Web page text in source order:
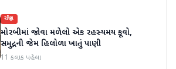
રાષ્ટ્રીય
મોરબીમાં જોવા મળેલો એક રહસ્યમય કૂવો,
સમુદ્રની જેમ હિલોળા ખાતું પાણી
11 કલાક પહેલા